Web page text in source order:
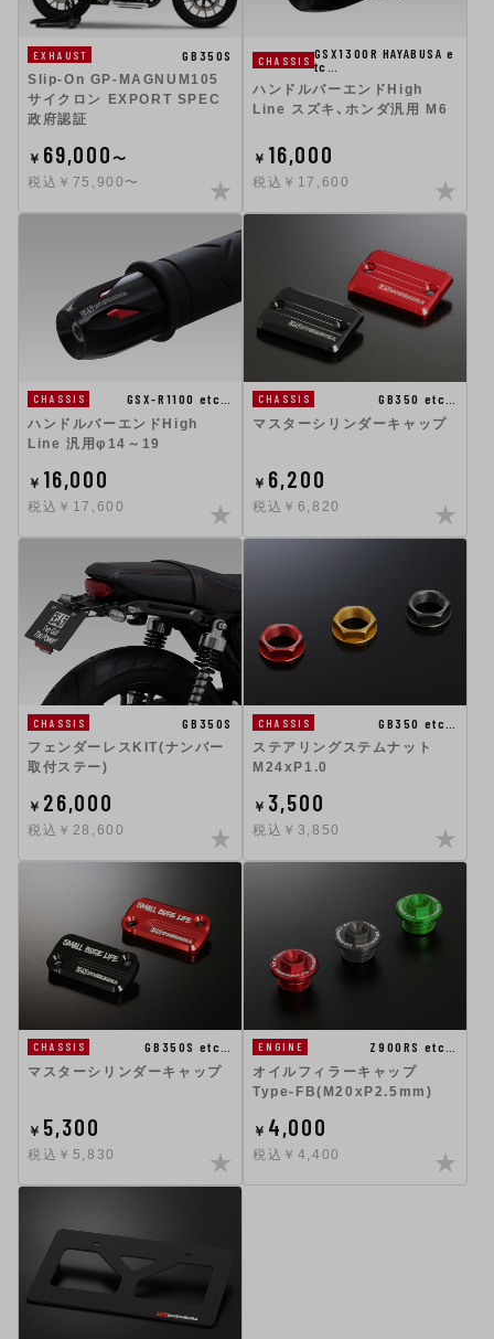
EXHAUST
GB350S
Slip-On GP-MAGNUM105
サイクロン EXPORT SPEC
政府認証
￥ 69,000〜
税込￥75,900〜
CHASSIS GSX1300R HAYABUSA e
tc…
ハンドルバーエンドHigh
Line スズキ、ホンダ汎用 M6
￥ 16,000
税込￥17,600
CHASSIS
GSX-R1100 etc…
ハンドルバーエンドHigh
Line 汎用φ14～19
￥ 16,000
税込￥17,600
CHASSIS
GB350 etc…
マスターシリンダーキャップ
￥ 6,200
税込￥6,820
CHASSIS
GB350S
フェンダーレスKIT(ナンバー
取付ステー)
￥ 26,000
税込￥28,600
CHASSIS
GB350 etc…
ステアリングステムナット
M24xP1.0
￥ 3,500
税込￥3,850
CHASSIS
GB350S etc…
マスターシリンダーキャップ
￥ 5,300
税込￥5,830
ENGINE
Z900RS etc…
オイルフィラーキャップ
Type-FB(M20xP2.5mm)
￥ 4,000
税込￥4,400